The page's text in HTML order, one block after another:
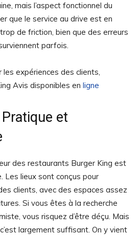
mais l’aspect fonctionnel du
que le service au drive est en
de friction, bien que des erreurs
parfois.
les expériences des clients,
Avis disponibles en ligne
Pratique et
des restaurants Burger King est
Les lieux sont conçus pour
clients, avec des espaces assez
Si vous êtes à la recherche
vous risquez d’être déçu. Mais
largement suffisant. On y vient